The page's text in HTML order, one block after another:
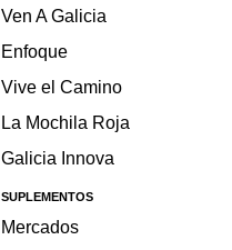
Ven A Galicia
Enfoque
Vive el Camino
La Mochila Roja
Galicia Innova
SUPLEMENTOS
Mercados